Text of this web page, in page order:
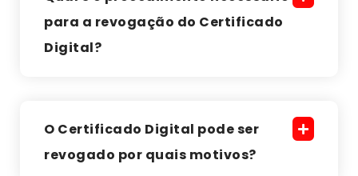
para a revogação do Certificado
Digital?
O Certificado Digital pode ser
revogado por quais motivos?